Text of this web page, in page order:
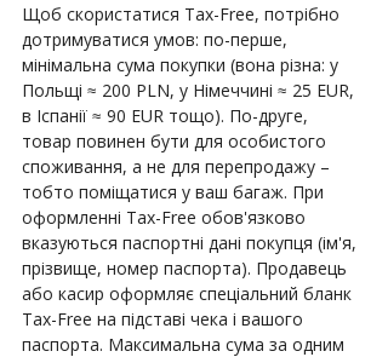
Щоб скористатися Tax-Free, потрібно
дотримуватися умов: по-перше,
мінімальна сума покупки (вона різна: у
Польщі ≈ 200 PLN, у Німеччині ≈ 25 EUR,
в Іспанії ≈ 90 EUR тощо). По-друге,
товар повинен бути для особистого
споживання, а не для перепродажу –
тобто поміщатися у ваш багаж. При
оформленні Tax-Free обов'язково
вказуються паспортні дані покупця (ім'я,
прізвище, номер паспорта). Продавець
або касир оформляє спеціальний бланк
Tax-Free на підставі чека і вашого
паспорта. Максимальна сума за одним